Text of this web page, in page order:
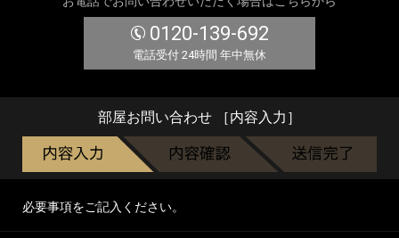
0120-139-692
電話受付 24時間 年中無休
部屋お問い合わせ ［内容入力］
必要事項をご記入ください。